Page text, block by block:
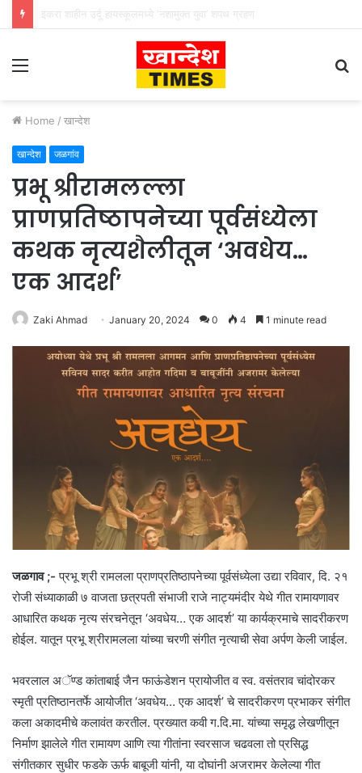
इकरा शाहीन ज्युनिअर कॉलेजमध्ये ‘एक पेड माँ के नाम’ अभियान
Menu
Home / खान्देश
खान्देश जळगांव
प्रभू श्रीरामलल्ला
प्राणप्रतिष्ठापनेच्या पूर्वसंध्येला
कथक नृत्यशैलीतून ‘अवधेय…
एक आदर्श’
Zaki Ahmad January 20, 2024 0 4 1 minute read
जळगाव ;- प्रभू श्री रामलला प्राणप्रतिष्ठापनेच्या पूर्वसंध्येला उद्या रविवार, दि. २१
रोजी संध्याकाळी ७ वाजता छत्रपती संभाजी राजे नाट्यमंदीर येथे गीत रामायणावर
आधारित कथक नृत्य संरचनेतून ‘अवधेय… एक आदर्श’ या कार्यक्रमाचे सादरीकरण
होईल. यातून प्रभू श्रीरामलला यांच्या चरणी संगीत नृत्याची सेवा अर्पण केली जाईल.
भवरलाल अॅण्ड कांताबाई जैन फाऊंडेशन प्रायोजीत व स्व. वसंतराव चांदोरकर
स्मृती प्रतिष्ठानतर्फे आयोजीत ‘अवधेय… एक आदर्श’ चे सादरीकरण प्रभाकर संगीत
कला अकादमीचे कलावंत करतील. प्रख्यात कवी ग.दि.मा. यांच्या समृद्ध लेखणीतून
निर्माण झालेले गीत रामायण आणि त्या गीतांना स्वरसाज चढवला तो प्रसिद्ध
संगीतकार सुधीर फडके ऊर्फ बाबूजी यांनी, या दोघांनी अजरामर केलेल्या गीत